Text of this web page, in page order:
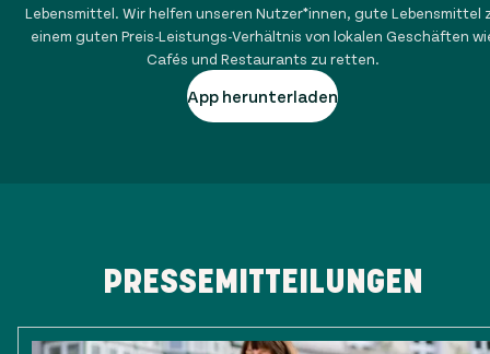
Lebensmittel. Wir helfen unseren Nutzer*innen, gute Lebensmittel
einem guten Preis-Leistungs-Verhältnis von lokalen Geschäften
Cafés und Restaurants zu retten.
App herunterladen
PRESSEMITTEILUNGEN